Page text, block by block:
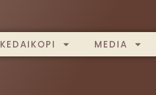
KEDAIKOPI MEDIA